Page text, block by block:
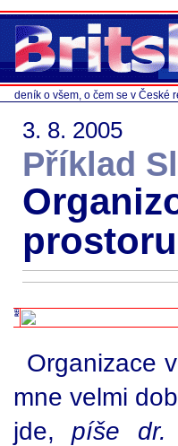
deník o všem, o čem se v České
3. 8. 2005
Příklad
Organizace
mne velmi
jde,píše dr.